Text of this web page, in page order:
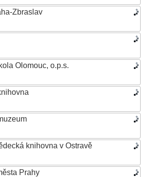
Zbraslav
Olomouc, o.p.s.
knihovna v Ostravě
Prahy